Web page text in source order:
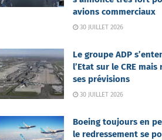
avions commerciaux
30 JUILLET 2026
Le groupe ADP
l’Etat sur le CRE mais
ses prévisions
30 JUILLET 2026
Boeing toujours en
le redressement se